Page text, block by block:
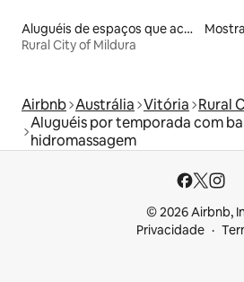
Aluguéis de espaços que aceitam animais de estimação
Rural City of Mildura
Airbnb Austrália Vitória Rural
Aluguéis por temporada com
hidromassagem
© 2026 Airbnb,
Privacidade